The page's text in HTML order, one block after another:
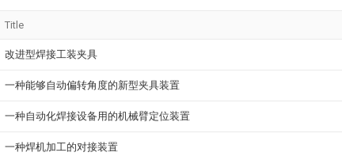
Title
改进型焊接工装夹具
一种能够自动偏转角度的新型夹具装置
一种自动化焊接设备用的机械臂定位装置
一种焊机加工的对接装置